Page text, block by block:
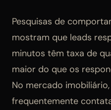
Pesquisas de
mostram que leads
minutos têm taxa de
maior do que os
No mercado
frequentemente